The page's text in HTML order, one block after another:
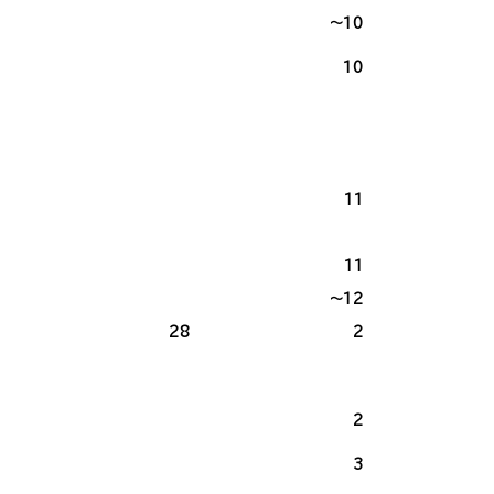
～10
10
11
11
～12
28 2
2
3